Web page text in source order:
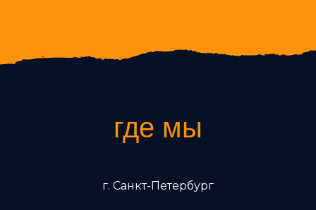
где мы
г. Санкт-Петербург